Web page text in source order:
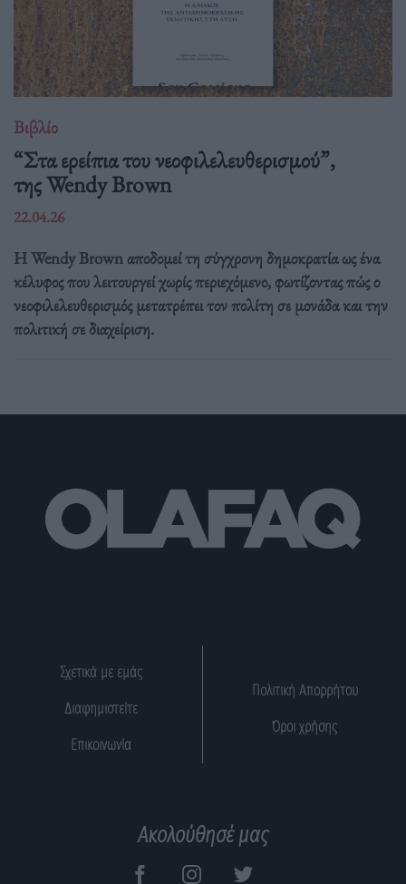
Βιβλίο
“Στα ερείπια του νεοφιλελευθερισμού”,
της Wendy Brown
22.04.26
Η Wendy Brown αποδομεί τη σύγχρονη δημοκρατία ως ένα
κέλυφος που λειτουργεί χωρίς περιεχόμενο, φωτίζοντας πώς ο
νεοφιλελευθερισμός μετατρέπει τον πολίτη σε μονάδα και την
πολιτική σε διαχείριση.
Σχετικά με εμάς
Διαφημιστείτε
Επικοινωνία
Πολιτική Απορρήτου
Όροι χρήσης
Ακολούθησέ μας